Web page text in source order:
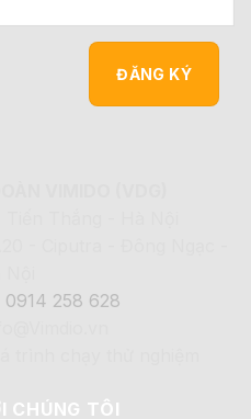
0914 258 628
CHÚNG TÔI